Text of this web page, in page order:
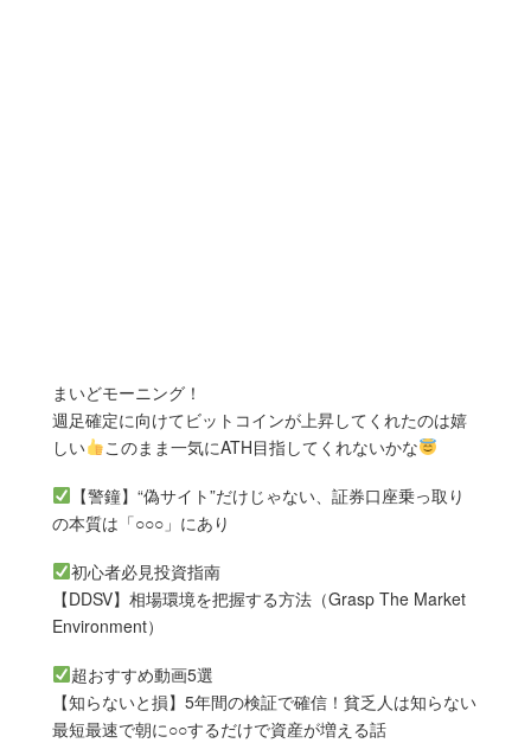
まいどモーニング！
週足確定に向けてビットコインが上昇してくれたのは嬉
しい
このまま一気にATH目指してくれないかな
【警鐘】“偽サイト”だけじゃない、証券口座乗っ取り
の本質は「○○○」にあり
初心者必見投資指南
【DDSV】相場環境を把握する方法（Grasp The Market
Environment）
超おすすめ動画5選
【知らないと損】5年間の検証で確信！貧乏人は知らない
最短最速で朝に○○するだけで資産が増える話